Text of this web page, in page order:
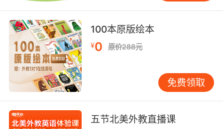
100本原版绘本
¥0 原价288元
免费领取
五节北美外教直播课